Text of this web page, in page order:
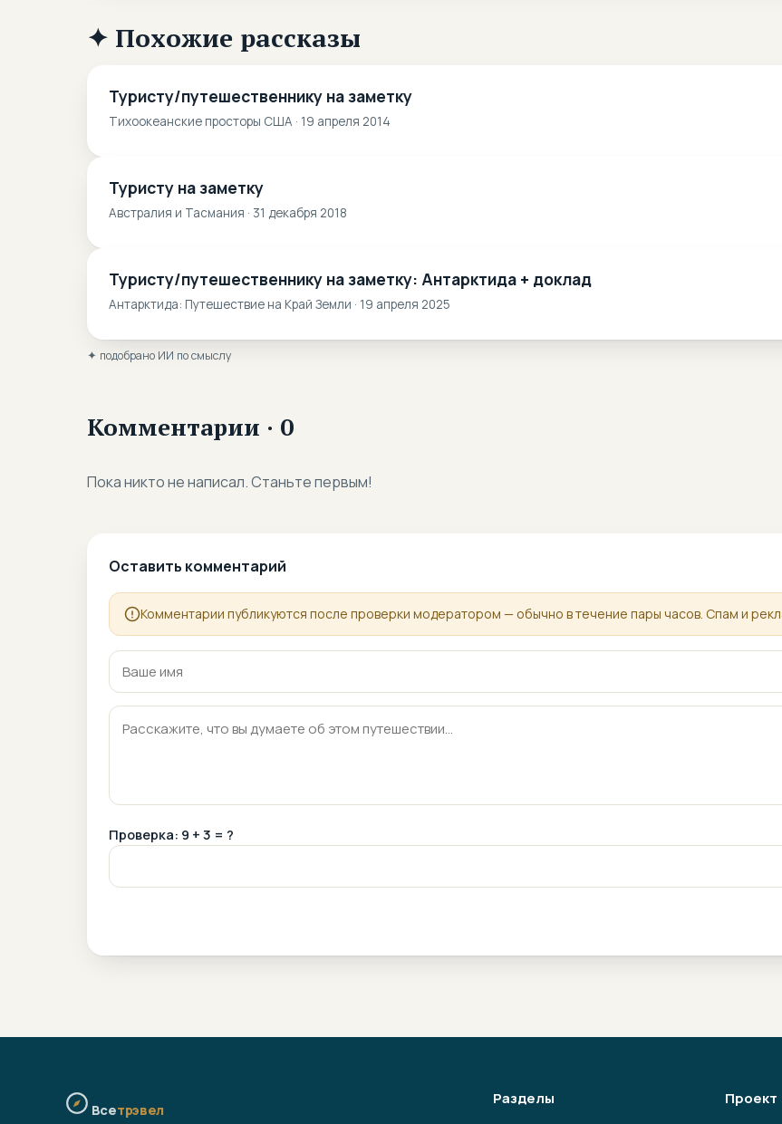
✦ Похожие рассказы
Туристу/путешественнику на заметку
Тихоокеанские просторы США · 19 апреля 2014
Туристу на заметку
Австралия и Тасмания · 31 декабря 2018
Туристу/путешественнику на заметку: Антарктида + доклад
Антарктида: Путешествие на Край Земли · 19 апреля 2025
✦ подобрано ИИ по смыслу
Комментарии · 0
Пока никто не написал. Станьте первым!
Оставить комментарий
Комментарии публикуются после проверки модератором — обычно в течение пары часов. Спам и
Проверка: 9 + 3 = ?
Всетрэвел
Разделы Проект